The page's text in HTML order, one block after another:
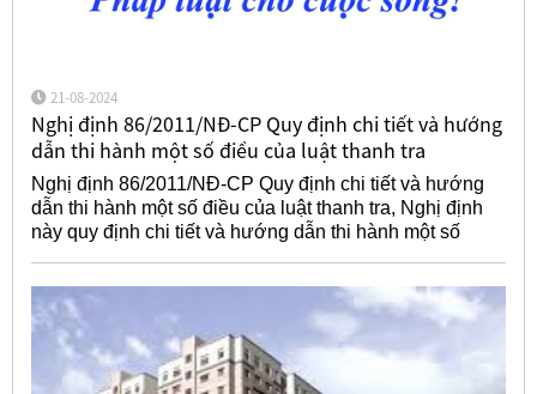
21-08-2024
Nghị định 86/2011/NĐ-CP Quy định chi tiết và hướng
dẫn thi hành một số điều của luật thanh tra
Nghị định 86/2011/NĐ-CP Quy định chi tiết và hướng
dẫn thi hành một số điều của luật thanh tra, Nghị định
này quy định chi tiết và hướng dẫn thi hành một số